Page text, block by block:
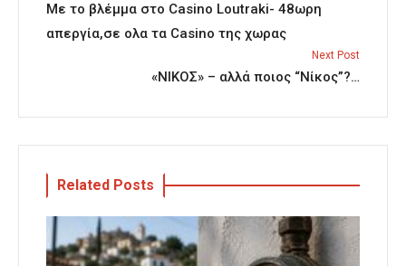
Με το βλέμμα στο Casino Loutraki- 48ωρη
απεργία,σε ολα τα Casino της χωρας
Next Post
«ΝΙΚΟΣ» – αλλά ποιος “Νίκος”?…
Related Posts